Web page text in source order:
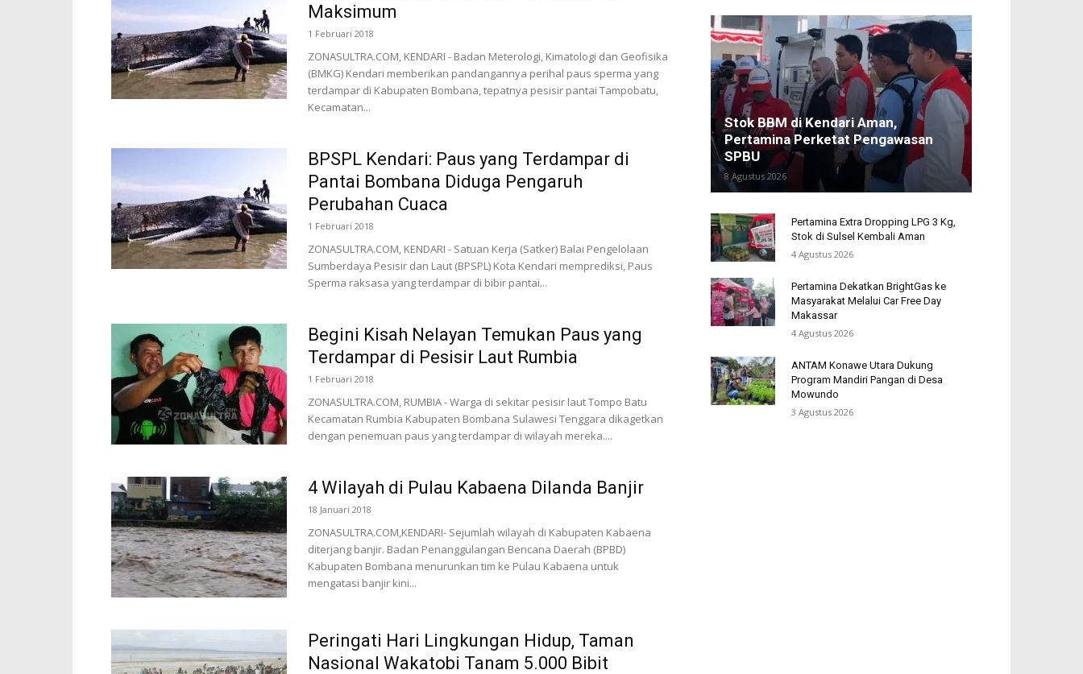
Maksimum
1 Februari 2018
ZONASULTRA.COM, KENDARI - Badan Meterologi, Kimatologi dan Geofisika
(BMKG) Kendari memberikan pandangannya perihal paus sperma yang
terdampar di Kabupaten Bombana, tepatnya pesisir pantai Tampobatu,
Kecamatan...
BPSPL Kendari: Paus yang Terdampar di
Pantai Bombana Diduga Pengaruh
Perubahan Cuaca
1 Februari 2018
ZONASULTRA.COM, KENDARI - Satuan Kerja (Satker) Balai Pengelolaan
Sumberdaya Pesisir dan Laut (BPSPL) Kota Kendari memprediksi, Paus
Sperma raksasa yang terdampar di bibir pantai...
Begini Kisah Nelayan Temukan Paus yang
Terdampar di Pesisir Laut Rumbia
1 Februari 2018
ZONASULTRA.COM, RUMBIA - Warga di sekitar pesisir laut Tompo Batu
Kecamatan Rumbia Kabupaten Bombana Sulawesi Tenggara dikagetkan
dengan penemuan paus yang terdampar di wilayah mereka....
4 Wilayah di Pulau Kabaena Dilanda Banjir
18 Januari 2018
ZONASULTRA.COM,KENDARI- Sejumlah wilayah di Kabupaten Kabaena
diterjang banjir. Badan Penanggulangan Bencana Daerah (BPBD)
Kabupaten Bombana menurunkan tim ke Pulau Kabaena untuk
mengatasi banjir kini...
Peringati Hari Lingkungan Hidup, Taman
Nasional Wakatobi Tanam 5.000 Bibit
Stok BBM di Kendari Aman,
Pertamina Perketat Pengawasan
SPBU
8 Agustus 2026
Pertamina Extra Dropping LPG 3 Kg,
Stok di Sulsel Kembali Aman
4 Agustus 2026
Pertamina Dekatkan BrightGas ke
Masyarakat Melalui Car Free Day
Makassar
4 Agustus 2026
ANTAM Konawe Utara Dukung
Program Mandiri Pangan di Desa
Mowundo
3 Agustus 2026